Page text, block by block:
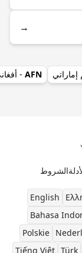
→
AFN
-
الشروط
English
Bahasa
Polskie
Türk
Tiếng Việt